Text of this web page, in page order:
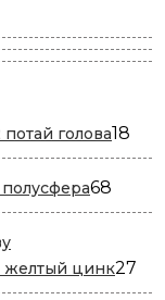
голова18
68
желтый цинк27